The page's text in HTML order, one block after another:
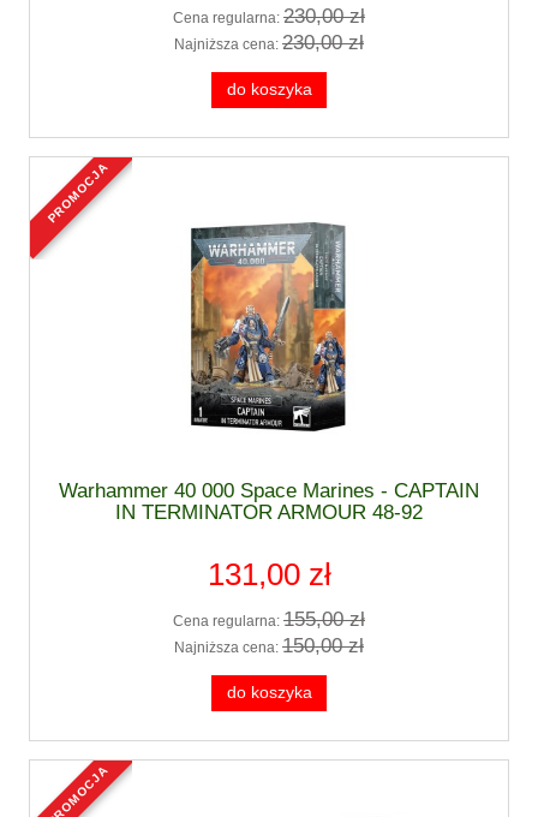
Cena regularna: 230,00 zł
Najniższa cena: 230,00 zł
do koszyka
Warhammer 40 000 Space Marines - CAPTAIN
IN TERMINATOR ARMOUR 48-92
131,00 zł
Cena regularna: 155,00 zł
Najniższa cena: 150,00 zł
do koszyka
promocja
promocja